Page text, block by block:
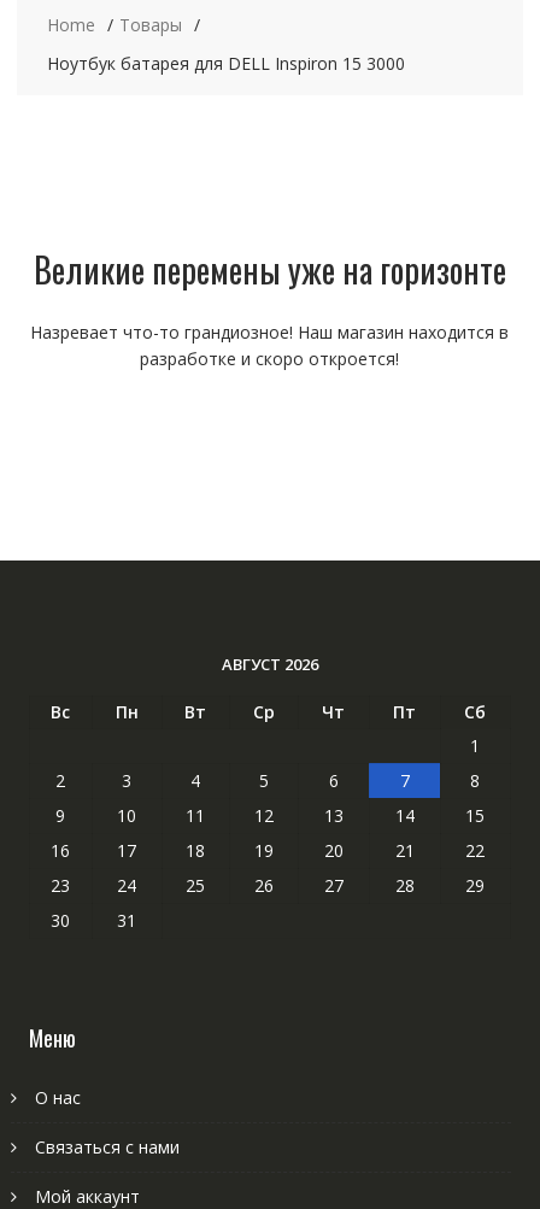
Home
Товары
Ноутбук батарея для DELL Inspiron 15 3000
Великие перемены уже на горизонте
Назревает что-то грандиозное! Наш магазин находится в
разработке и скоро откроется!
АВГУСТ 2026
Вс Пн Вт Ср Чт Пт
Сб
1
2
3 4 5 6 7
8
9
10 11 12 13 14
15
16
17 18 19 20 21
22
23
24 25 26 27 28
29
30
31
Меню
О нас
Связаться с нами
Мой аккаунт